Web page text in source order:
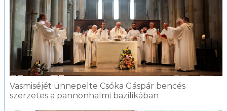
Vasmiséjét ünnepelte Csóka Gáspár bencés
szerzetes a pannonhalmi bazilikában